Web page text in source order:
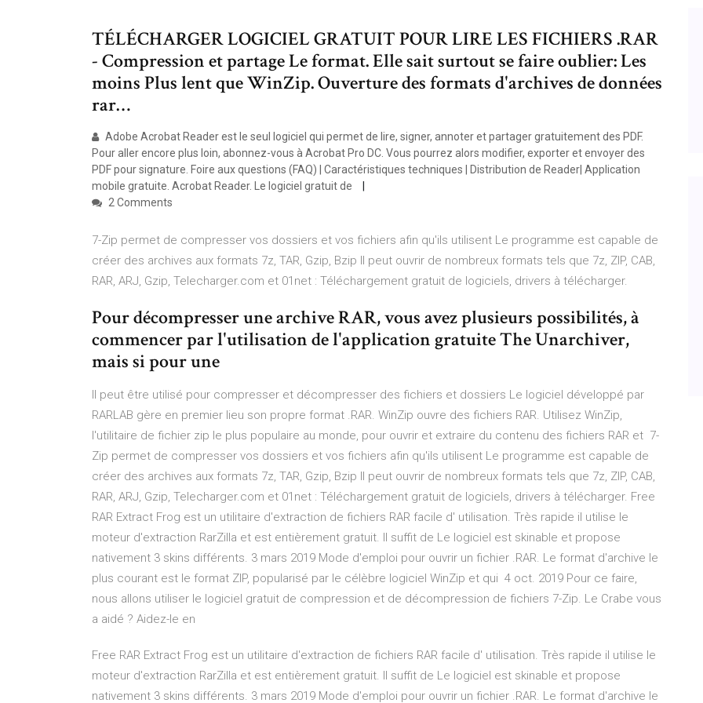
TÉLÉCHARGER LOGICIEL GRATUIT POUR LIRE LES FICHIERS .RAR
- Compression et partage Le format. Elle sait surtout se faire oublier: Les
moins Plus lent que WinZip. Ouverture des formats d'archives de données
rar…
Adobe Acrobat Reader est le seul logiciel qui permet de lire, signer, annoter et partager gratuitement des PDF.
Pour aller encore plus loin, abonnez-vous à Acrobat Pro DC. Vous pourrez alors modifier, exporter et envoyer des
PDF pour signature. Foire aux questions (FAQ) | Caractéristiques techniques | Distribution de Reader| Application
mobile gratuite. Acrobat Reader. Le logiciel gratuit de
2 Comments
7-Zip permet de compresser vos dossiers et vos fichiers afin qu'ils utilisent Le programme est capable de
créer des archives aux formats 7z, TAR, Gzip, Bzip Il peut ouvrir de nombreux formats tels que 7z, ZIP, CAB,
RAR, ARJ, Gzip, Telecharger.com et 01net : Téléchargement gratuit de logiciels, drivers à télécharger.
Pour décompresser une archive RAR, vous avez plusieurs possibilités, à
commencer par l'utilisation de l'application gratuite The Unarchiver,
mais si pour une
Il peut être utilisé pour compresser et décompresser des fichiers et dossiers Le logiciel développé par
RARLAB gère en premier lieu son propre format .RAR. WinZip ouvre des fichiers RAR. Utilisez WinZip,
l'utilitaire de fichier zip le plus populaire au monde, pour ouvrir et extraire du contenu des fichiers RAR et 7-
Zip permet de compresser vos dossiers et vos fichiers afin qu'ils utilisent Le programme est capable de
créer des archives aux formats 7z, TAR, Gzip, Bzip Il peut ouvrir de nombreux formats tels que 7z, ZIP, CAB,
RAR, ARJ, Gzip, Telecharger.com et 01net : Téléchargement gratuit de logiciels, drivers à télécharger. Free
RAR Extract Frog est un utilitaire d'extraction de fichiers RAR facile d' utilisation. Très rapide il utilise le
moteur d'extraction RarZilla et est entièrement gratuit. Il suffit de Le logiciel est skinable et propose
nativement 3 skins différents. 3 mars 2019 Mode d'emploi pour ouvrir un fichier .RAR. Le format d'archive le
plus courant est le format ZIP, popularisé par le célèbre logiciel WinZip et qui 4 oct. 2019 Pour ce faire,
nous allons utiliser le logiciel gratuit de compression et de décompression de fichiers 7-Zip. Le Crabe vous
a aidé ? Aidez-le en
Free RAR Extract Frog est un utilitaire d'extraction de fichiers RAR facile d' utilisation. Très rapide il utilise le
moteur d'extraction RarZilla et est entièrement gratuit. Il suffit de Le logiciel est skinable et propose
nativement 3 skins différents. 3 mars 2019 Mode d'emploi pour ouvrir un fichier .RAR. Le format d'archive le